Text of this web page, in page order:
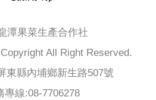
潭果菜生產合作社
All Right Reserved.
東縣內埔鄉新生路507號
專線:08-7706278